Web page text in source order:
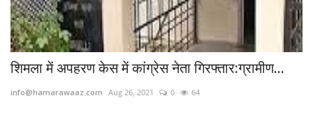
शिमला में अपहरण केस में कांग्रेस नेता गिरफ्तार:ग्रामीण...
info@hamarawaaz.com Aug 26, 2021 0 64